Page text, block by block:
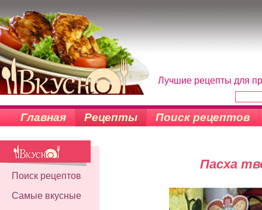
Лучшие рецепты для
Главная Рецепты Поиск рецептов
Поиск рецептов
Самые вкусные
Пасха